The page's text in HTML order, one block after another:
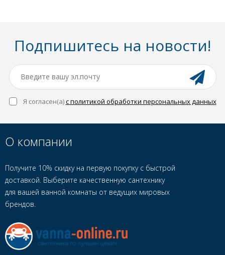
Подпишитесь на новости!
Я согласен(a)с политикой обработки персональных данных
О компании
Получите 10% скидку на первую покупку с быстрой
доставкой. Выберите качественную сантехнику
для вашей ванной комнаты от ведущих мировых
брендов.